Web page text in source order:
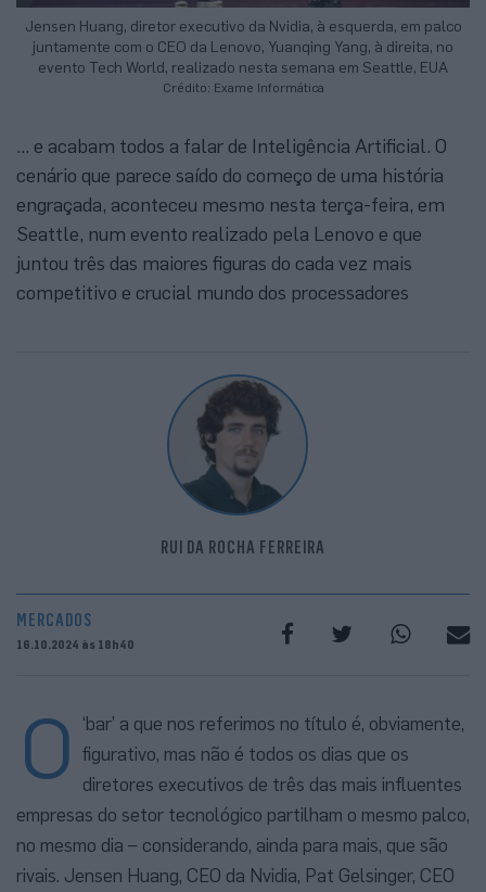
Jensen Huang, diretor executivo da Nvidia, à esquerda, em palco
juntamente com o CEO da Lenovo, Yuanqing Yang, à direita, no
evento Tech World, realizado nesta semana em Seattle, EUA
Crédito: Exame Informática
... e acabam todos a falar de Inteligência Artificial. O
cenário que parece saído do começo de uma história
engraçada, aconteceu mesmo nesta terça-feira, em
Seattle, num evento realizado pela Lenovo e que
juntou três das maiores figuras do cada vez mais
competitivo e crucial mundo dos processadores
RUI DA ROCHA FERREIRA
MERCADOS
16.10.2024 às 18h40
O
‘bar’ a que nos referimos no título é, obviamente,
figurativo, mas não é todos os dias que os
diretores executivos de três das mais influentes
empresas do setor tecnológico partilham o mesmo palco,
no mesmo dia – considerando, ainda para mais, que são
rivais. Jensen Huang, CEO da Nvidia, Pat Gelsinger, CEO